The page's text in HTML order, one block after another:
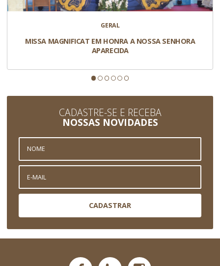
GERAL
MISSA MAGNIFICAT EM HONRA A NOSSA SENHORA
APARECIDA
CADASTRE-SE E RECEBA
NOSSAS NOVIDADES
CADASTRAR